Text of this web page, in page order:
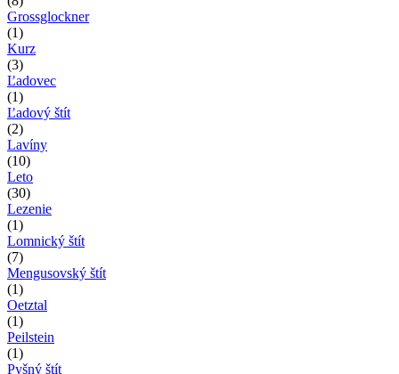
Grossglockner
(1)
Kurz
(3)
Ľadovec
(1)
Ľadový štít
(2)
Lavíny
(10)
Leto
(30)
Lezenie
(1)
Lomnický štít
(7)
Mengusovský štít
(1)
Oetztal
(1)
Peilstein
(1)
Pyšný štít